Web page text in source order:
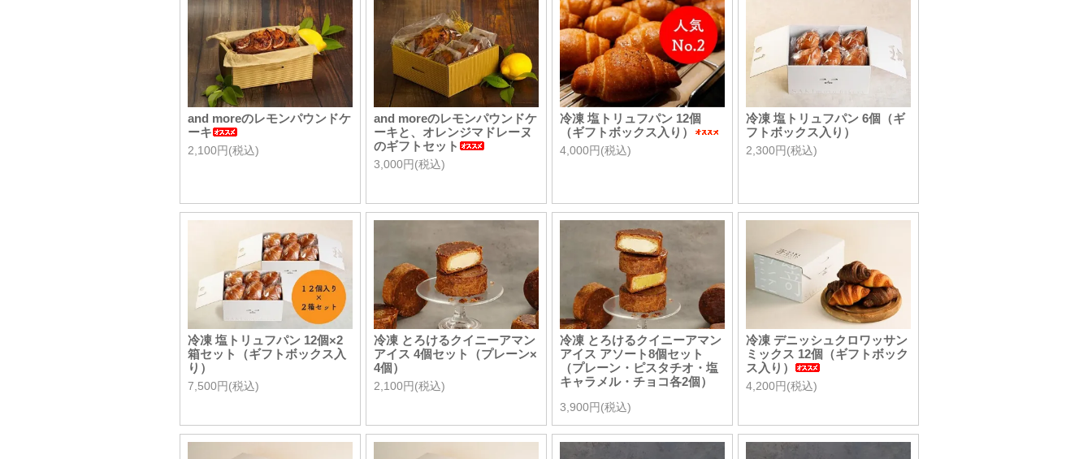
and moreのレモンパウンドケ
ーキ
2,100円(税込)
and moreのレモンパウンドケ
ーキと、オレンジマドレーヌ
のギフトセット
3,000円(税込)
冷凍 塩トリュフパン 12個
（ギフトボックス入り）
4,000円(税込)
冷凍 塩トリュフパン 6個（ギ
フトボックス入り）
2,300円(税込)
冷凍 塩トリュフパン 12個×2
箱セット（ギフトボックス入
り）
7,500円(税込)
冷凍 とろけるクイニーアマン
アイス 4個セット（プレーン×
4個）
2,100円(税込)
冷凍 とろけるクイニーアマン
アイス アソート8個セット
（プレーン・ピスタチオ・塩
キャラメル・チョコ各2個）
3,900円(税込)
冷凍 デニッシュクロワッサン
ミックス 12個（ギフトボック
ス入り）
4,200円(税込)